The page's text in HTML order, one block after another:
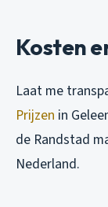
Kosten
Laat me
Prijzen in
de Randstad
Nederland.